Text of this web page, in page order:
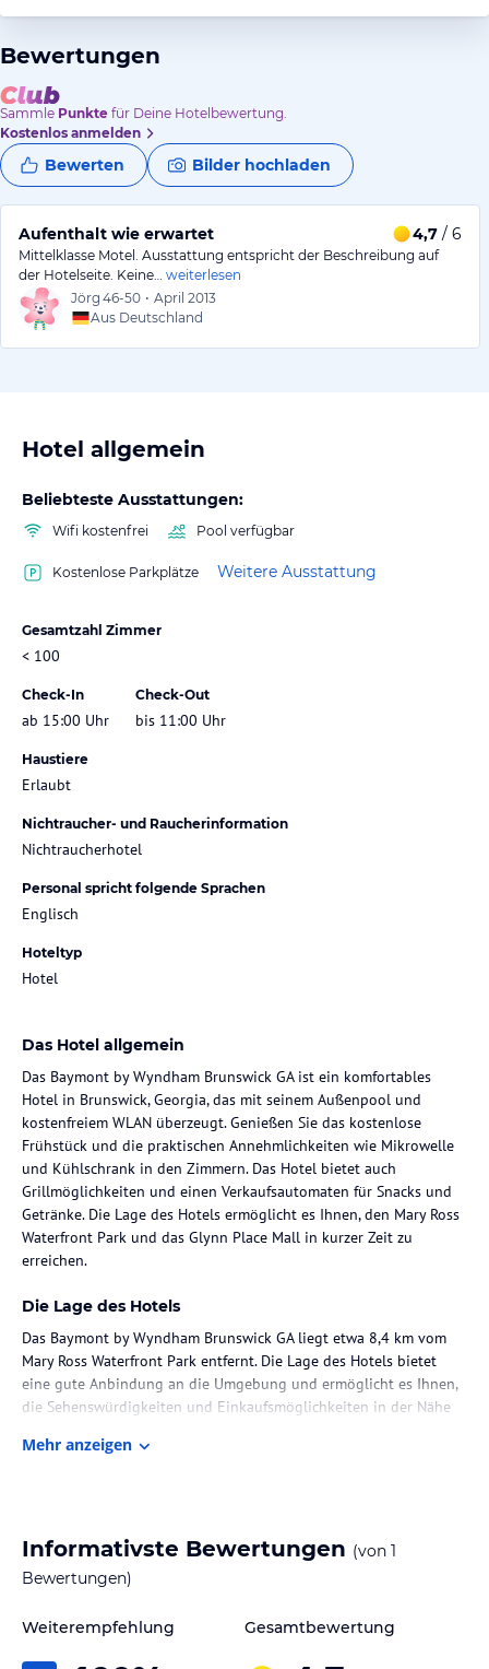
Bewertungen
Sammle Punkte für Deine Hotelbewertung.
Kostenlos anmelden
Bewerten Bilder hochladen
Aufenthalt wie erwartet 4,7 / 6
Mittelklasse Motel. Ausstattung entspricht der Beschreibung auf
der Hotelseite. Keine…
weiterlesen
Jörg 46-50 • April 2013
Aus Deutschland
Hotel allgemein
Beliebteste Ausstattungen:
Wifi kostenfrei Pool verfügbar
Kostenlose Parkplätze Weitere Ausstattung
Gesamtzahl Zimmer
< 100
Check-In
ab 15:00 Uhr
Check-Out
bis 11:00 Uhr
Haustiere
Erlaubt
Nichtraucher- und Raucherinformation
Nichtraucherhotel
Personal spricht folgende Sprachen
Englisch
Hoteltyp
Hotel
Das Hotel allgemein
Das Baymont by Wyndham Brunswick GA ist ein komfortables
Hotel in Brunswick, Georgia, das mit seinem Außenpool und
kostenfreiem WLAN überzeugt. Genießen Sie das kostenlose
Frühstück und die praktischen Annehmlichkeiten wie Mikrowelle
und Kühlschrank in den Zimmern. Das Hotel bietet auch
Grillmöglichkeiten und einen Verkaufsautomaten für Snacks und
Getränke. Die Lage des Hotels ermöglicht es Ihnen, den Mary Ross
Waterfront Park und das Glynn Place Mall in kurzer Zeit zu
erreichen.
Die Lage des Hotels
Das Baymont by Wyndham Brunswick GA liegt etwa 8,4 km vom
Mary Ross Waterfront Park entfernt. Die Lage des Hotels bietet
eine gute Anbindung an die Umgebung und ermöglicht es Ihnen,
die Sehenswürdigkeiten und Einkaufsmöglichkeiten in der Nähe
wie eine Mikrowelle und einen Kühlschrank. Jedes Zimmer ist mit
einem 37-Zoll-Flachbild-Kabel-TV, einem Schreibtisch und einem
zusätzlichen Komfort steht Ihnen eine 24-Stunden-Rezeption zur
Mehr anzeigen
Informativste Bewertungen (von 1
Bewertungen)
Weiterempfehlung Gesamtbewertung